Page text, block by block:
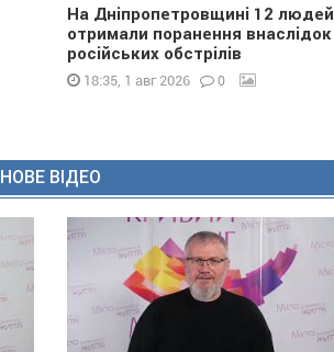
На Дніпропетровщині 12 людей
отримали поранення внаслідок
російських обстрілів
18:35, 1 авг 2026 0
НОВЕ ВІДЕО